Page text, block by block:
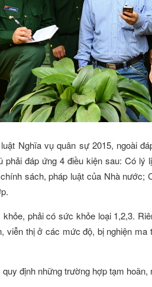
Nghĩa vụ quân sự 2015, ngoài
phải đáp ứng 4 điều kiện sau: Có lý
sách, pháp luật của Nhà nước;
phải có sức khỏe loại 1,2,3.
viễn thị ở các mức độ, bị nghiện
quy định những trường hợp tạm